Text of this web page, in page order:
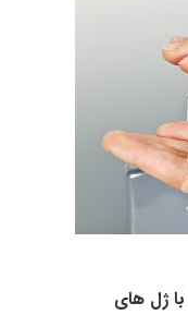
ژل های